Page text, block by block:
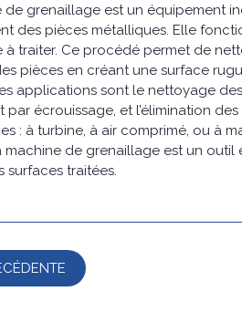
de grenaillage est un équipement
des pièces métalliques. Elle
à traiter. Ce procédé permet de
pièces en créant une surface
applications sont le nettoyage
par écrouissage, et l’élimination
: à turbine, à air comprimé, ou à
machine de grenaillage est un
surfaces traitées.